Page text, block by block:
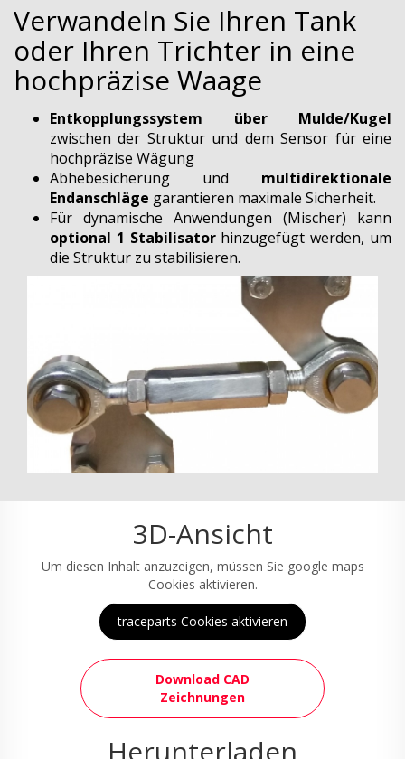
Verwandeln Sie Ihren Tank
oder Ihren Trichter in eine
hochpräzise Waage
Entkopplungssystem über Mulde/Kugel
zwischen der Struktur und dem Sensor für eine
hochpräzise Wägung
Abhebesicherung und multidirektionale
Endanschläge garantieren maximale Sicherheit.
Für dynamische Anwendungen (Mischer) kann
optional 1 Stabilisatorhinzugefügt werden, um
die Struktur zu stabilisieren.
3D-Ansicht
Um diesen Inhalt anzuzeigen, müssen Sie google maps
Cookies aktivieren.
traceparts Cookies aktivieren
Download CAD
Zeichnungen
Herunterladen